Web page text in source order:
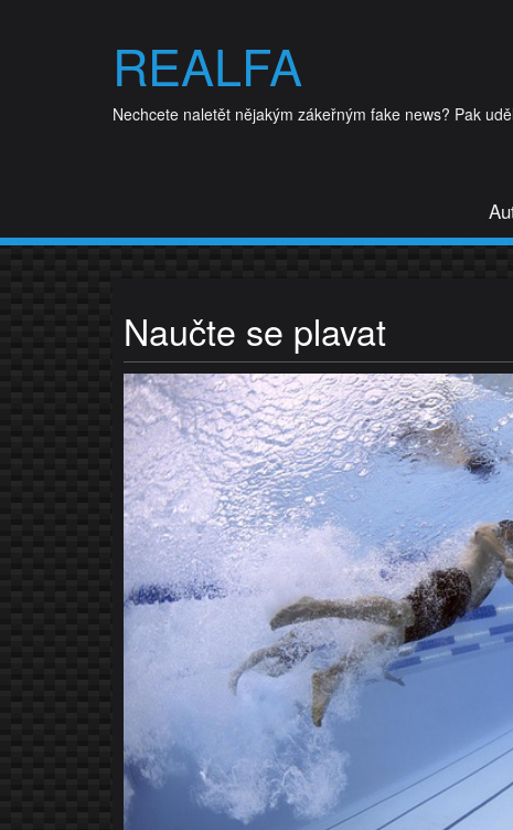
REALFA
Nechcete naletět nějakým zákeřným fake news? Pak
Naučte se plavat